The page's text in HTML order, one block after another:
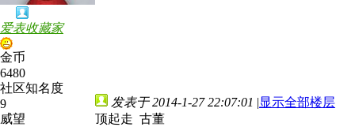
爱表收藏家
金币
6480
社区知名度
9
威望
发表于 2014-1-27 22:07:01 |显示全部楼层
顶起走 古董